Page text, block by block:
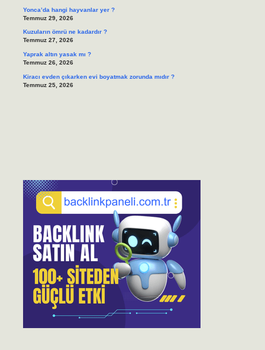
Yonca’da hangi hayvanlar yer ?
Temmuz 29, 2026
Kuzuların ömrü ne kadardır ?
Temmuz 27, 2026
Yaprak altın yasak mı ?
Temmuz 26, 2026
Kiracı evden çıkarken evi boyatmak zorunda mıdır ?
Temmuz 25, 2026